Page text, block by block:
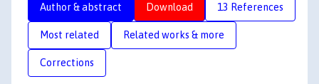
Author & abstract Download 13 References
Most related Related works & more
Corrections